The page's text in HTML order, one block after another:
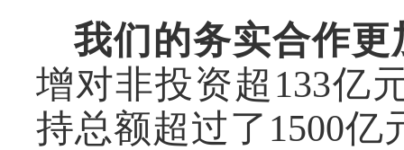
我们的务实合作更
增对非投资超133亿
持总额超过了1500